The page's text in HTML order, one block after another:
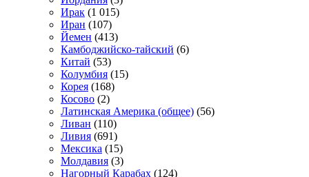
Ирак (1 015)
Иран (107)
Йемен (413)
Камбоджийско-тайский (6)
Китай (53)
Колумбия (15)
Корея (168)
Косово (2)
Латинская Америка (общее) (56)
Ливан (110)
Ливия (691)
Мексика (15)
Молдавия (3)
Нагорный Карабах (124)